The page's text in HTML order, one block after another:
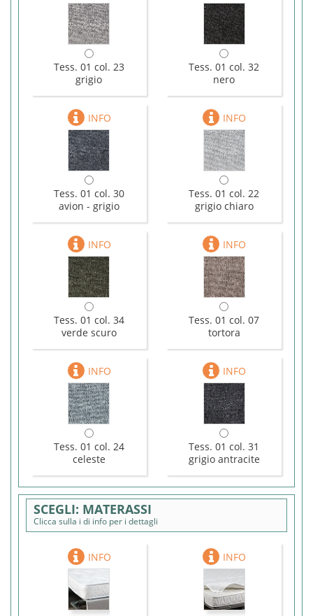
Tess. 01 col. 23
grigio
Tess. 01 col. 32
nero
Tess. 01 col. 30
avion - grigio
Tess. 01 col. 22
grigio chiaro
Tess. 01 col. 34
verde scuro
Tess. 01 col. 07
tortora
Tess. 01 col. 24
celeste
Tess. 01 col. 31
grigio antracite
MATERASSI
Clicca sulla i di info per i dettagli